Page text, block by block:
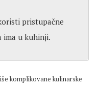
pristupačne
ima u kuhinji.
komplikovane kulinarske